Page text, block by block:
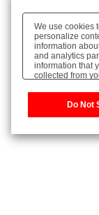
We use cookies
personalize
information
and analytics
information that
collected from
Please click [Do
customize your
Do Not